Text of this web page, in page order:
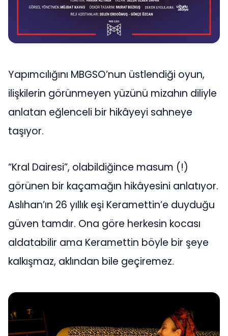
Yapımcılığını MBGSO’nun üstlendiği oyun,
ilişkilerin görünmeyen yüzünü mizahın diliyle
anlatan eğlenceli bir hikâyeyi sahneye
taşıyor.
“Kral Dairesi”, olabildiğince masum (!)
görünen bir kaçamağın hikâyesini anlatıyor.
Aslıhan’ın 26 yıllık eşi Keramettin’e duyduğu
güven tamdır. Ona göre herkesin kocası
aldatabilir ama Keramettin böyle bir şeye
kalkışmaz, aklından bile geçiremez.